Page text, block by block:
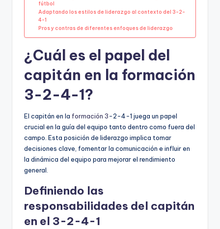
fútbol
Adaptando los estilos de liderazgo al contexto del 3-2-
4-1
Pros y contras de diferentes enfoques de liderazgo
¿Cuál es el papel del
capitán en la formación
3-2-4-1?
El capitán en la formación 3-2-4-1 juega un papel
crucial en la guía del equipo tanto dentro como fuera del
campo. Esta posición de liderazgo implica tomar
decisiones clave, fomentar la comunicación e influir en
la dinámica del equipo para mejorar el rendimiento
general.
Definiendo las
responsabilidades del capitán
en el 3-2-4-1